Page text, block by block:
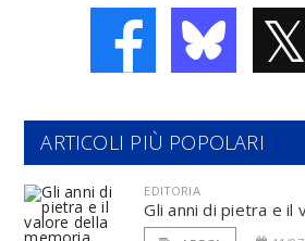
𝕏
ARTICOLI PIÙ POPOLARI
EDITORIA
Gli anni di pietra e il